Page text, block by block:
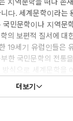
다. 세계문학이라는
국민문학이나 지역문
의 보편적 질서에 대
19세기 유럽인들은
한 국민문학의 전통
식으로 세계문학을
수정한다.
은 우리 사회와 문화
더보기